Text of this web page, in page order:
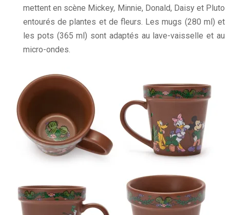
mettent en scène Mickey, Minnie, Donald, Daisy et Pluto
entourés de plantes et de fleurs. Les mugs (280 ml) et
les pots (365 ml) sont adaptés au lave-vaisselle et au
micro-ondes.